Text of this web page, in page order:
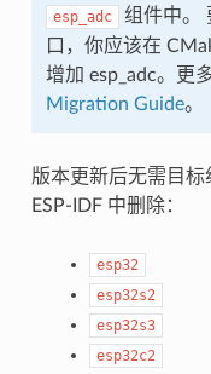
esp_adc 组件中。
口，你应该在
增加 esp_adc。更
Migration Guide。
版本更新后无需目
ESP-IDF 中删除：
esp32
esp32s2
esp32s3
esp32c2